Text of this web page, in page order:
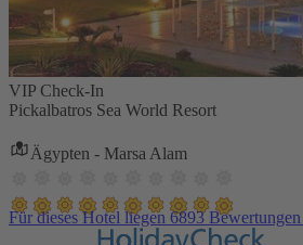
VIP Check-In
Pickalbatros Sea World Resort
Ägypten - Marsa Alam
Für dieses Hotel liegen 6893